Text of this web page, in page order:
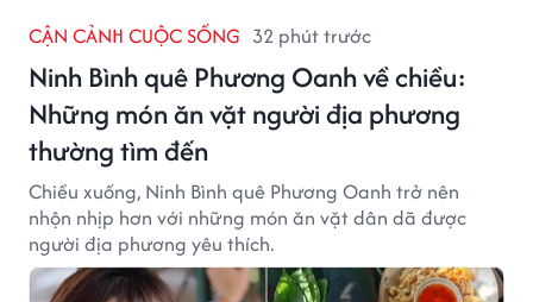
CẬN CẢNH CUỘC SỐNG 32 phút trước
Ninh Bình quê Phương Oanh về chiều:
Những món ăn vặt người địa phương
thường tìm đến
Chiều xuống, Ninh Bình quê Phương Oanh trở nên
nhộn nhịp hơn với những món ăn vặt dân dã được
người địa phương yêu thích.